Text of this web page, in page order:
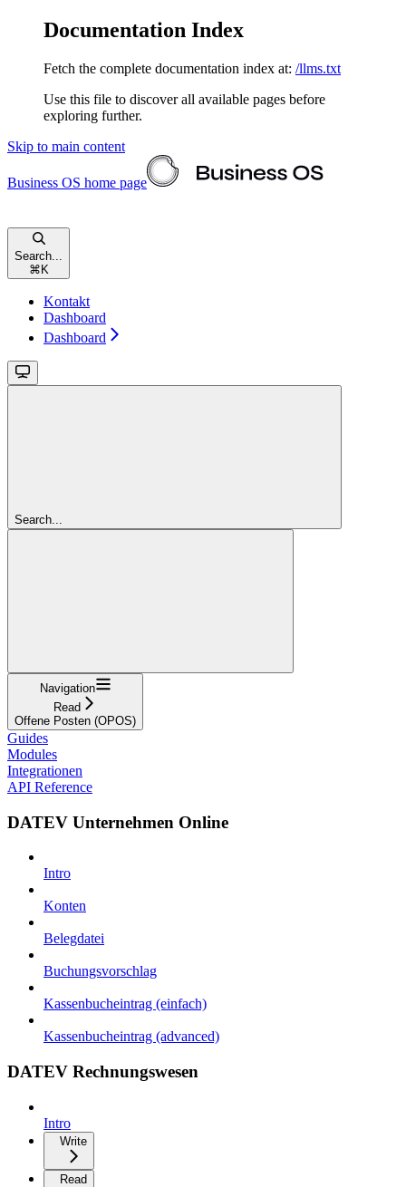
Documentation Index
Fetch the complete documentation index at: /llms.txt
Use this file to discover all available pages before
exploring further.
Skip to main content
Business OS home page
Search...
⌘ K
Kontakt
Dashboard
Dashboard
Search...
Navigation
Read
Offene Posten (OPOS)
Guides
Modules
Integrationen
API Reference
DATEV Unternehmen Online
Intro
Konten
Belegdatei
Buchungsvorschlag
Kassenbucheintrag (einfach)
Kassenbucheintrag (advanced)
DATEV Rechnungswesen
Intro
Write
Read